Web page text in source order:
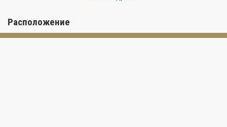
Всего в пяти минутах ходьбы от набережной залива Biscayne
Расположение